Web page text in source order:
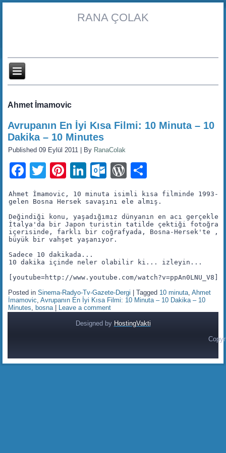
RANA ÇOLAK
Ahmet İmamovic
Avrupanın En İyi Kısa Filmi: 10 Minuta – 10
Dakika – 10 Minutes
Published 09 Eylül 2011 By RanaColak
Facebook
TwitterPinterest
LinkedIn
Outlook.com
WordPress
Ahmet İmamovic, 10 minuta isimli kısa filminde 1993-
gelen Bosna Hersek savaşını ele almış.
Değindiği konu, yaşadığımız dünyanın en acı
İtalya'da bir Japon turistin tatilde çektiği
içerisinde, farklı bir coğrafyada, Bosna-Hersek'te
büyük bir vahşet yaşanıyor.
Sadece 10 dakikada...
10 dakika içinde neler olabilir ki... izleyin...
[youtube=http://www.youtube.com/watch?v=ppAn0LNU_V8]
Posted in Sinema-Radyo-Tv-Gazete-Dergi |Tagged 10 minuta,Ahmet
İmamovic,Avrupanın En İyi Kısa Filmi: 10 Minuta – 10 Dakika – 10
Minutes, bosna| Leave a comment
Designed by HostingVakti